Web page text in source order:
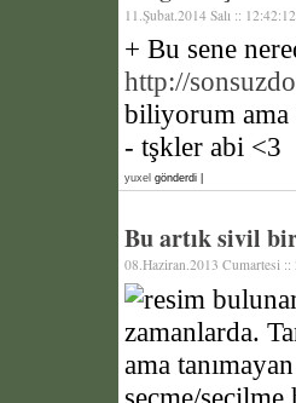
11.Şubat.2014 Salı :: 12:42:12
+ Bu sene
http://
biliyorum ama
- tşkler abi <3
yuxel gönderdi |
Bu artık sivil
08.Haziran.2013 Cumartesi ::
zamanlarda.
ama